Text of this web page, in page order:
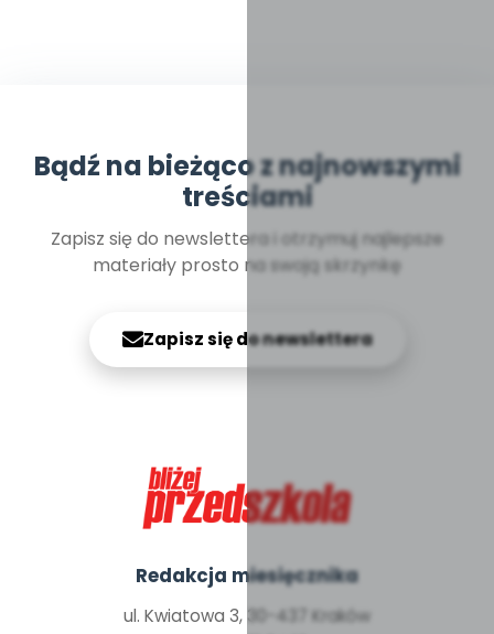
Bądź na bieżąco z najnowszymi
treściami
Zapisz się do newslettera i otrzymuj najlepsze
materiały prosto na swoją skrzynkę
Zapisz się do newslettera
Redakcja miesięcznika
ul. Kwiatowa 3, 30-437 Kraków